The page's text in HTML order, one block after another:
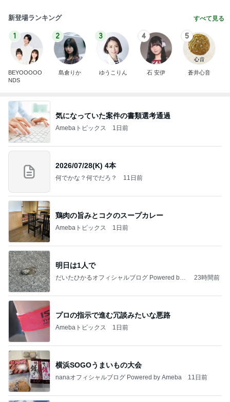
新登場ランキング すべて見る
1
BEYOOOOO
NDS
2
島倉りか
3
ゆうこりん
4
石 安伊
5
蒼井心音
気になっていた案件の書類選考通過
Amebaトピックス 1日前
2026/07/28(K) 4本
何でかな？何でだろ？ 11日前
鶏肉の旨みとコクのスープカレー
Amebaトピックス 1日前
明日は1人で
だいたひかるオフィシャルブログ Powered by
23時間前
プロの指示で進む冗談みたいな悪路
Amebaトピックス 1日前
横浜SOGOうまいもの大会
nanaオフィシャルブログ Powered by Ameba 11日前